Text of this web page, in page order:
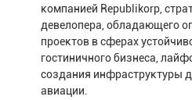
компанией Republikorp,
девелопера, обладающего
проектов в сферах
гостиничного бизнеса,
создания инфраструктуры
авиации.